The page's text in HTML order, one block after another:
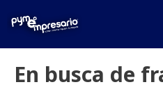
En busca de